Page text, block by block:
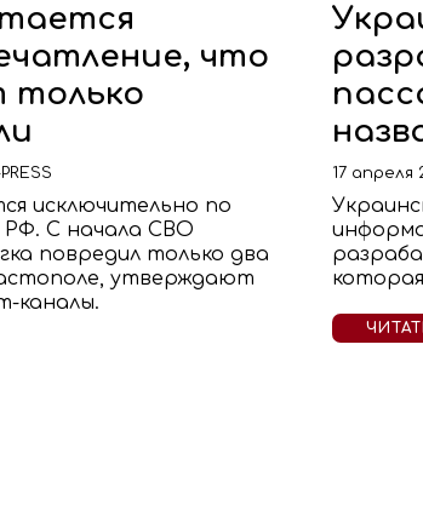
что
только
исключительно по
С начала СВО
повредил только два
утверждают
каналы.
17 апреля